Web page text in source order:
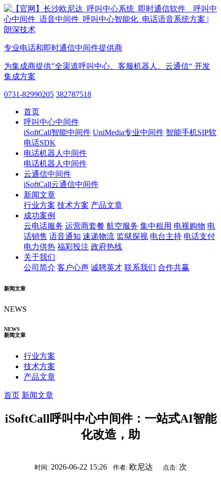
专业电话和即时通信中间件提供商
为集成商提供”全渠道呼叫中心、客服机器人、云通信“ 开发
集成方案
0731-82990205 382787518
首页
呼叫中心中间件
iSoftCall智能中间件 UniMedia专业中间件 智能手机SIP软
电话SDK
电话机器人中间件
电话机器人中间件
云通信中间件
iSoftCall云通信中间件
新闻文章
行业方案 技术方案 产品文章
成功案例
云电话服务 运营商套餐 航空服务 集中租用 电视购物 电
话销售 语音通知 速递物流 监狱探视 电台主持 电话支付
电力供热 福彩投注 政府热线
关于我们
公司简介 客户心声 诚聘英才 联系我们 合作共赢
新闻文章
NEWS
NEWS
新闻文章
行业方案
技术方案
产品文章
首页 新闻文章
iSoftCall呼叫中心中间件：一站式AI智能
化改造，助
时间: 2026-06-22 15:26 作者: 欧尼达 点击: 次